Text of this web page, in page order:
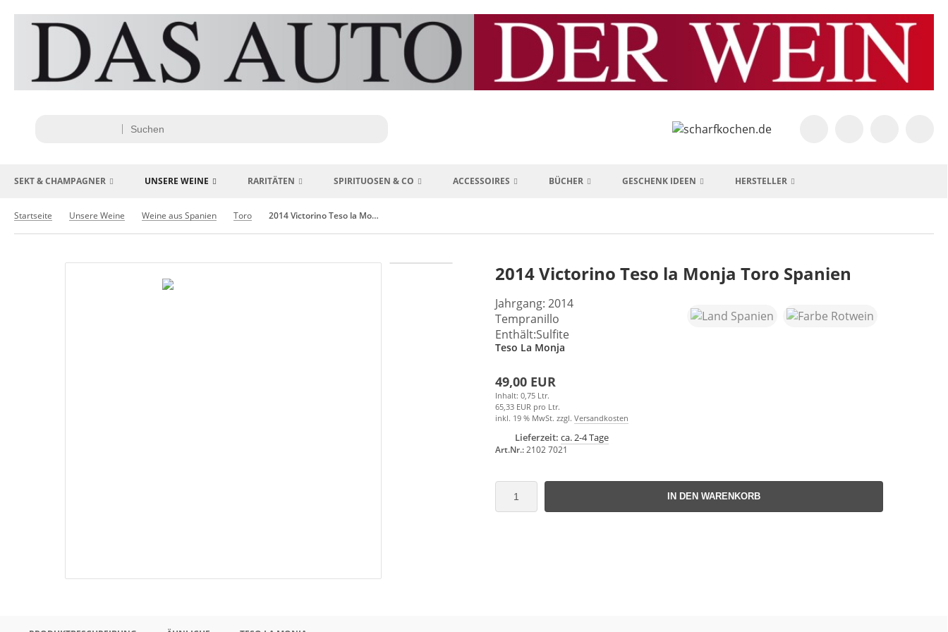
SEKT & CHAMPAGNER UNSERE WEINE RARITÄTEN SPIRITUOSEN & CO ACCESSOIRES BÜCHER GESCHENK IDEEN HERSTELLER
Startseite Unsere Weine Weine aus Spanien Toro 2014 Victorino Teso la Monja Toro Spanien
2014 Victorino Teso la Monja Toro Spanien
Jahrgang: 2014
Tempranillo
Enthält:Sulfite
Teso La Monja
49,00 EUR
Inhalt: 0,75 Ltr.
65,33 EUR pro Ltr.
inkl. 19 % MwSt. zzgl. Versandkosten
Lieferzeit: ca. 2-4 Tage
Art.Nr.:2102 7021
IN DEN WARENKORB